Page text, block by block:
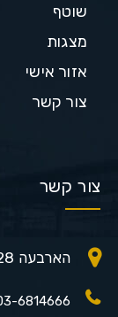
שוטף
מצגות
אזור אישי
צור קשר
צור קשר
הארבעה 28, תל-אביב ישראל
6814666